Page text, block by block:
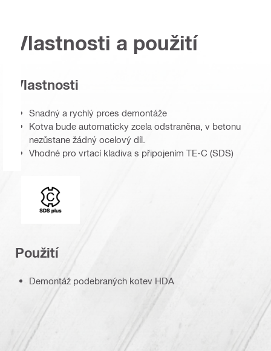
Vlastnosti a použití
Vlastnosti
Snadný a rychlý prces demontáže
Kotva bude automaticky zcela odstraněna, v betonu
nezůstane žádný ocelový díl.
Vhodné pro vrtací kladiva s připojením TE-C (SDS)
Typ upínání
Použití
Demontáž podebraných kotev HDA